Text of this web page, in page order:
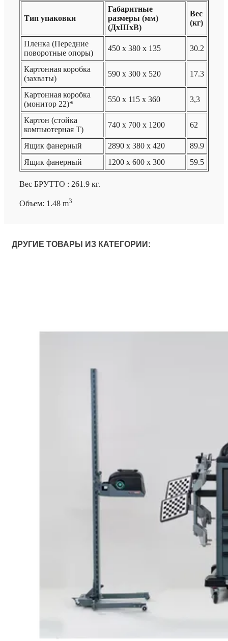
Тип упаковки
Габаритные
размеры (мм)
(ДхШхВ)
Вес
(кг)
Пленка (Передние
поворотные опоры)
450 x 380 x 135 30.2
Картонная коробка
(захваты)
590 x 300 x 520 17.3
Картонная коробка
(монитор 22)*
550 x 115 x 360 3,3
Картон (стойка
компьютерная T)
740 x 700 x 1200 62
Ящик фанерный 2890 x 380 x 420
89.9
Ящик фанерный
1200 x 600 x 300 59.5
Вес БРУТТО : 261.9 кг.
Объем: 1.48 m3
ДРУГИЕ ТОВАРЫ ИЗ КАТЕГОРИИ: